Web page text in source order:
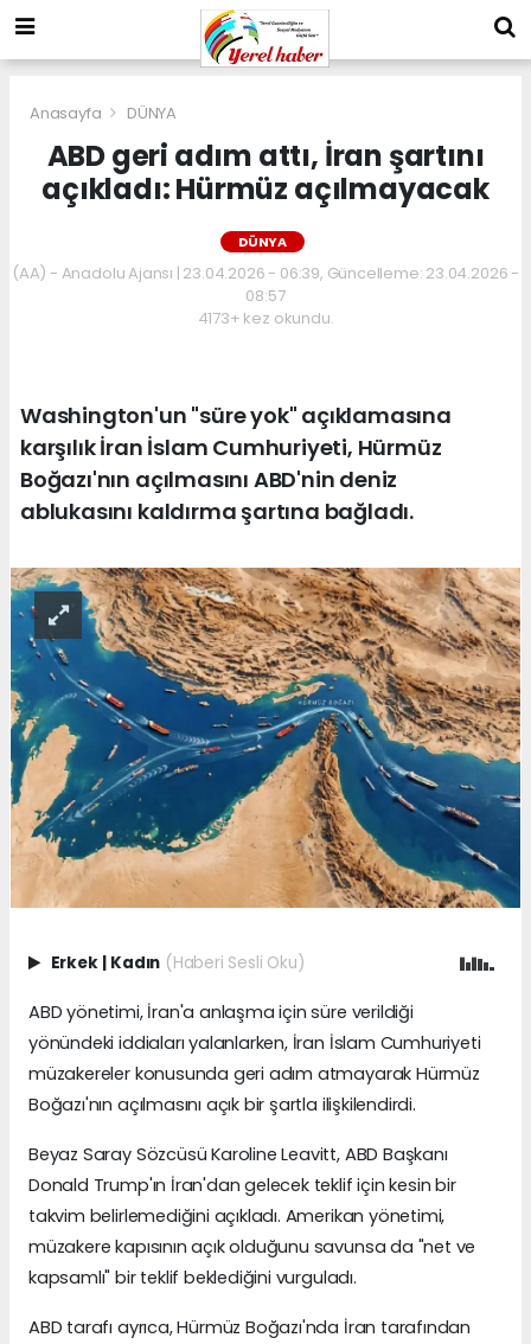
Anasayfa DÜNYA
ABD geri adım attı, İran şartını
açıkladı: Hürmüz açılmayacak
DÜNYA
(AA) - Anadolu Ajansı | 23.04.2026 - 06:39, Güncelleme: 23.04.2026 -
08:57
4173+ kez okundu.
Washington'un "süre yok" açıklamasına
karşılık İran İslam Cumhuriyeti, Hürmüz
Boğazı'nın açılmasını ABD'nin deniz
ablukasını kaldırma şartına bağladı.
Erkek | Kadın (Haberi Sesli Oku)
ABD yönetimi, İran'a anlaşma için süre verildiği
yönündeki iddiaları yalanlarken, İran İslam Cumhuriyeti
müzakereler konusunda geri adım atmayarak Hürmüz
Boğazı'nın açılmasını açık bir şartla ilişkilendirdi.
Beyaz Saray Sözcüsü Karoline Leavitt, ABD Başkanı
Donald Trump'ın İran'dan gelecek teklif için kesin bir
takvim belirlemediğini açıkladı. Amerikan yönetimi,
müzakere kapısının açık olduğunu savunsa da "net ve
kapsamlı" bir teklif beklediğini vurguladı.
ABD tarafı ayrıca, Hürmüz Boğazı'nda İran tarafından